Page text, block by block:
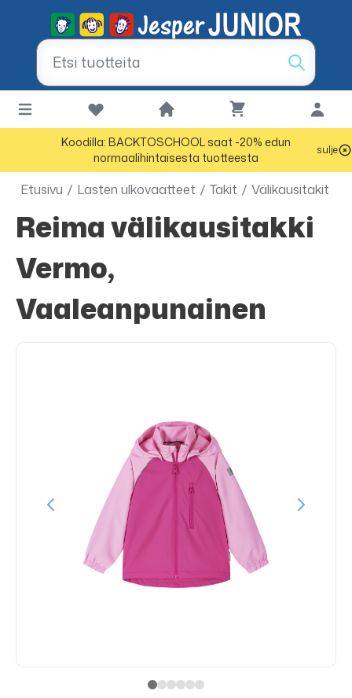
Koodilla: BACKTOSCHOOL saat -20% edun
normaalihintaisesta tuotteesta
sulje
Etusivu / Lasten ulkovaatteet / Takit / Välikausitakit
Reima välikausitakki
Vermo,
Vaaleanpunainen